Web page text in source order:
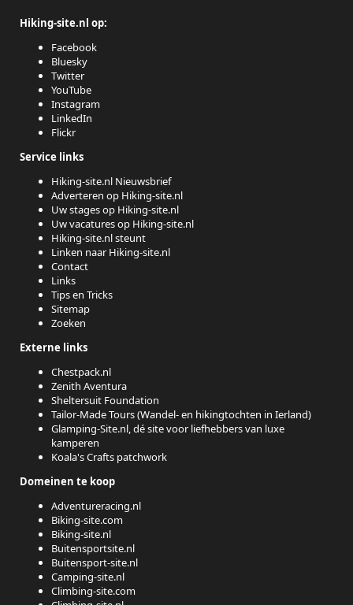
Hiking-site.nl op:
Facebook
Bluesky
Twitter
YouTube
Instagram
LinkedIn
Flickr
Service links
Hiking-site.nl Nieuwsbrief
Adverteren op Hiking-site.nl
Uw stages op Hiking-site.nl
Uw vacatures op Hiking-site.nl
Hiking-site.nl steunt
Linken naar Hiking-site.nl
Contact
Links
Tips en Tricks
Sitemap
Zoeken
Externe links
Chestpack.nl
Zenith Aventura
Sheltersuit Foundation
Tailor-Made Tours (Wandel- en hikingtochten in Ierland)
Glamping-Site.nl, dé site voor liefhebbers van luxe
kamperen
Koala's Crafts patchwork
Domeinen te koop
Adventureracing.nl
Biking-site.com
Biking-site.nl
Buitensportsite.nl
Buitensport-site.nl
Camping-site.nl
Climbing-site.com